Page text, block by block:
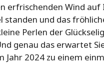
erfrischenden Wind
und das
Perlen der
genau das erwartet
Jahr 2024 zu einem